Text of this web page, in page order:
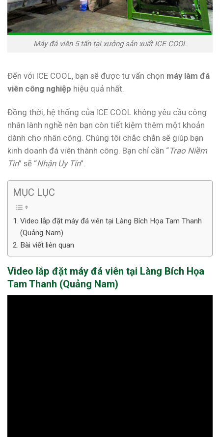
Máy đá viên 5 tấn tại xưởng sản xuất ICE COOL
Đến với ICE COOL, bạn sẽ được tư vấn chọn máy làm đá
viên công nghiệp hiệu quả nhất.
Đồng thời, hệ thống của ICE COOL không yêu cầu công
nhân lành nghề nên bạn còn tiết kiệm thêm một khoản
dành cho nhân công. Chúng tôi chắc chắn sẽ giúp bạn
kinh doanh đá viên thành công. Bạn chỉ cần “Trao Niềm
Tin” sẽ “Nhận Uy Tín”.
MỤC LỤC
Video lắp đặt máy đá viên tại Làng Bích Họa Tam Thanh
(Quảng Nam)
Bài viết liên quan
Video lắp đặt máy đá viên tại Làng Bích Họa
Tam Thanh (Quảng Nam)